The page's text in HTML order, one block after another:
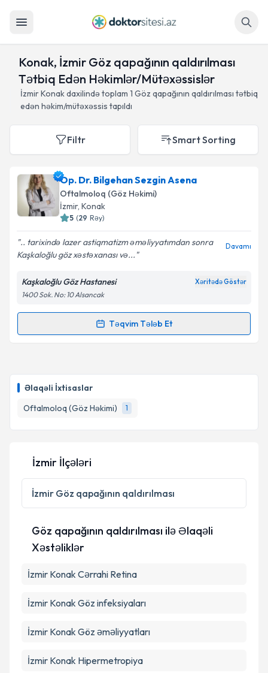
Konak, İzmir Göz qapağının qaldırılması
Tətbiq Edən Həkimlər/Mütəxəssislər
İzmir Konak daxilində toplam 1 Göz qapağının qaldırılması tətbiq
edən həkim/mütəxəssis tapıldı
Əlaqəli İxtisaslar
Oftalmoloq (Göz Həkimi)
1
Filtr Smart Sorting
Op. Dr. Bilgehan Sezgin Asena
Oftalmoloq (Göz Həkimi)
İzmir, Konak
5 (29 Rəy)
.. tarixində lazer astiqmatizm əməliyyatımdan sonra
Kaşkaloğlu göz xəstəxanası və...
Davamı
Kaşkaloğlu Göz Hastanesi Xəritədə Göstər
1400 Sok. No: 10 Alsancak
Təqvim Tələb Et
Randevu Təqvimi Tələbi
randevu təqvimi tələbi yaradın. Bu mütəxəssisdən
randevu ala biləcəyiniz təqvim hazır olduqda e-poçt
ilə məlumatlandırılacaqsınız.
E-poçt Ünvanınız
Şəxsi məlumatlarımın emal edilməsinə dair
Aydınlatma Mətni ni oxudum və şəxsi
edilməsinə razılıq verirəm.
İzmir İlçələri
İzmir Göz qapağının qaldırılması
Göz qapağının qaldırılması ilə Əlaqəli
Xəstəliklər
İzmir Konak Cərrahi Retina
İzmir Konak Göz infeksiyaları
İzmir Konak Göz əməliyyatları
İzmir Konak Hipermetropiya